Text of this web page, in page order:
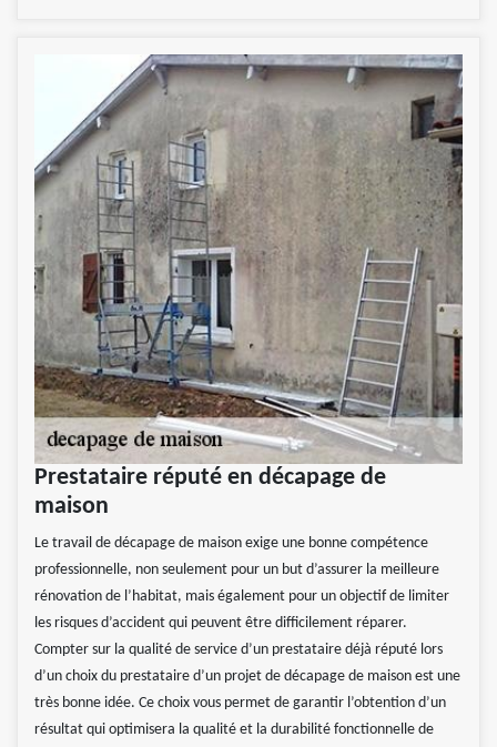
Prestataire réputé en décapage de
maison
Le travail de décapage de maison exige une bonne compétence
professionnelle, non seulement pour un but d’assurer la meilleure
rénovation de l’habitat, mais également pour un objectif de limiter
les risques d’accident qui peuvent être difficilement réparer.
Compter sur la qualité de service d’un prestataire déjà réputé lors
d’un choix du prestataire d’un projet de décapage de maison est une
très bonne idée. Ce choix vous permet de garantir l’obtention d’un
résultat qui optimisera la qualité et la durabilité fonctionnelle de